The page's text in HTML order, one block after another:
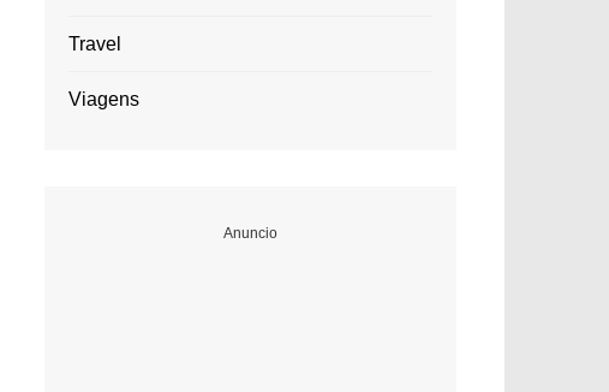
Travel
Viagens
Anuncio